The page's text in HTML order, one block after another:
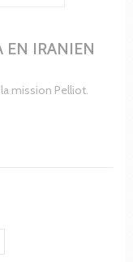
EN IRANIEN
mission Pelliot.